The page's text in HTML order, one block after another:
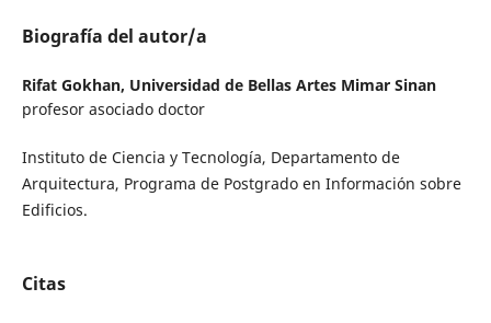
Biografía del autor/a
Rifat Gokhan, Universidad de Bellas Artes Mimar Sinan
profesor asociado doctor
Instituto de Ciencia y Tecnología, Departamento de
Arquitectura, Programa de Postgrado en Información sobre
Edificios.
Citas